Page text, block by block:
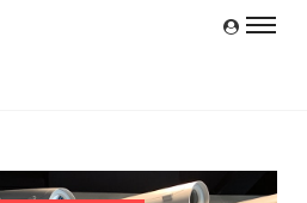
Gelişmiş Veri Şifreleme